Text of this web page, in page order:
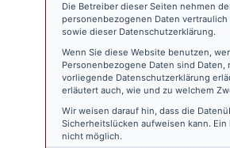
Die Betreiber dieser Seiten nehmen
personenbezogenen Daten
sowie dieser Datenschutzerklärung.
Wenn Sie diese Website benutzen,
Personenbezogene Daten sind
vorliegende Datenschutzerklärung
erläutert auch, wie und zu welchem
Wir weisen darauf hin, dass die
Sicherheitslücken aufweisen kann.
nicht möglich.